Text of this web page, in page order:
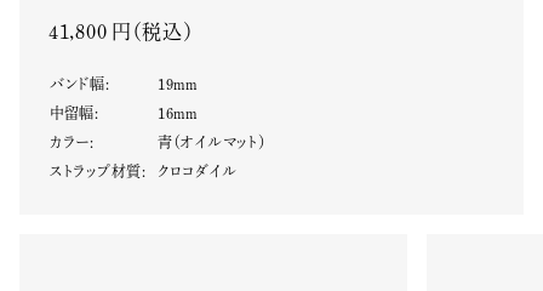
41,800 円（税込）
バンド幅: 19mm
中留幅: 16mm
カラー:
青（オイルマット）
ストラップ材質: クロコダイル